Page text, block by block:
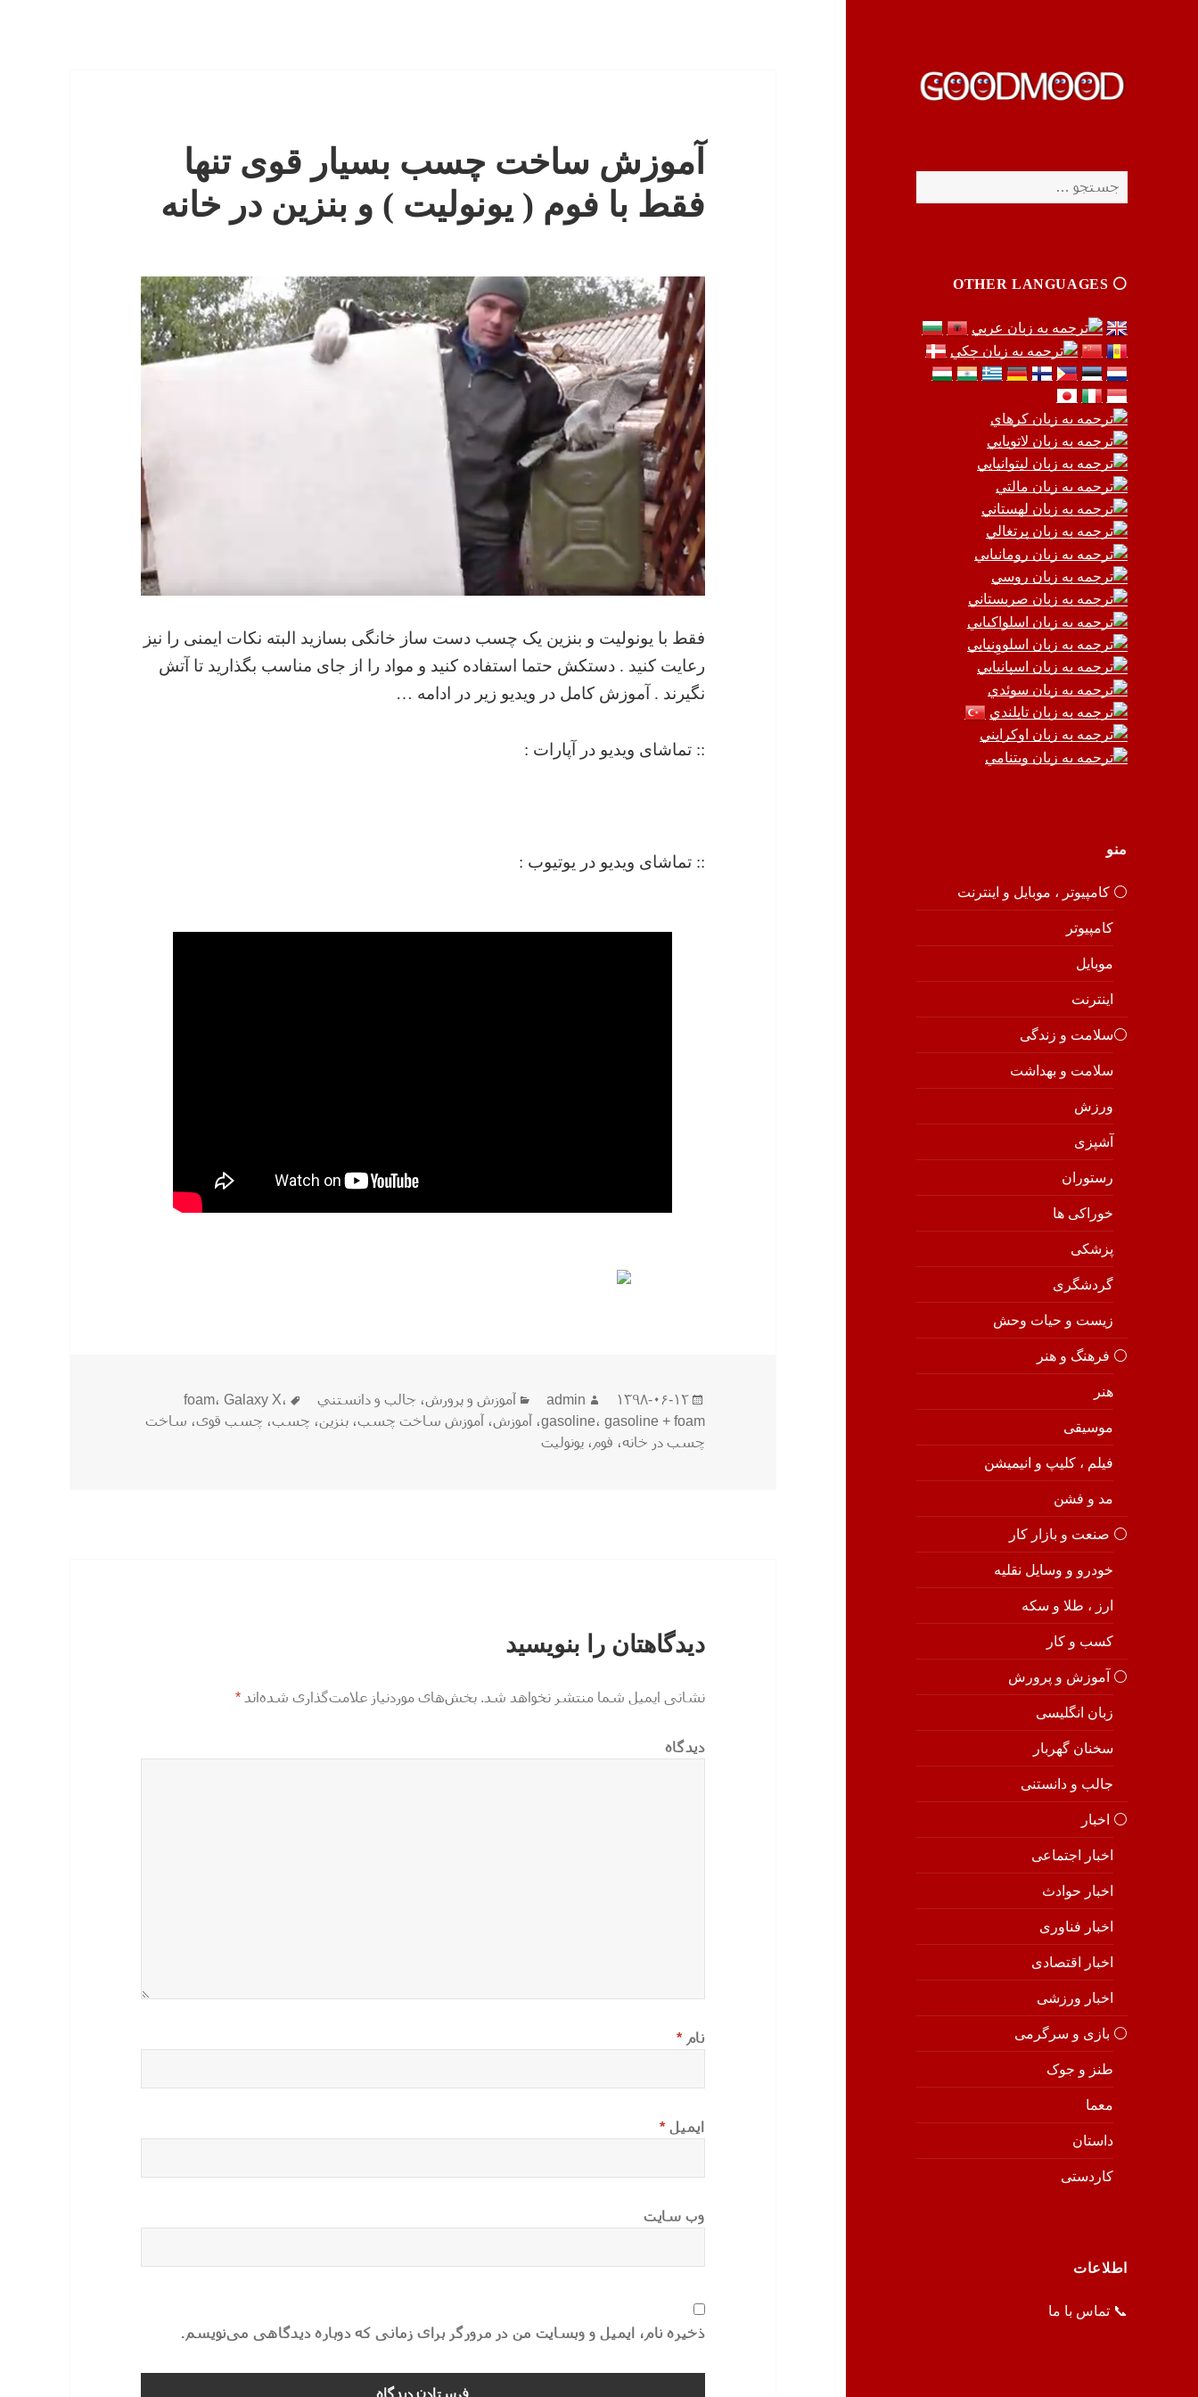
برای:
⚪️ OTHER LANGUAGES
منو
⚪️ کامپیوتر ، موبایل و اینترنت
کامپیوتر
موبایل
اینترنت
⚪️سلامت و زندگی
سلامت و بهداشت
ورزش
آشپزی
رستوران
خوراکی ها
پزشکی
گردشگری
زیست و حیات وحش
⚪️ فرهنگ و هنر
هنر
موسیقی
فیلم ، کلیپ و انیمیشن
مد و فشن
⚪️ صنعت و بازار کار
خودرو و وسایل نقلیه
ارز ، طلا و سکه
کسب و کار
⚪️ آموزش و پرورش
زبان انگلیسی
سخنان گهربار
جالب و دانستنی
⚪️ اخبار
اخبار اجتماعی
اخبار حوادث
اخبار فناوری
اخبار اقتصادی
اخبار ورزشی
⚪️ بازی و سرگرمی
طنز و جوک
معما
داستان
کاردستی
اطلاعات
📞 تماس با ما
آموزش ساخت چسب بسیار قوی تنها
فقط با فوم ( یونولیت ) و بنزین در خانه
فقط با یونولیت و بنزین یک چسب دست ساز خانگی بسازید البته نکات ایمنی را نیز
رعایت کنید . دستکش حتما استفاده کنید و مواد را از جای مناسب بگذارید تا آتش
نگیرند . آموزش کامل در ویدیو زیر در ادامه …
:: تماشای ویدیو در آپارات :
:: تماشای ویدیو در یوتیوب :
ارسال
شده
در
۱۳۹۸-۰۶-۱۲ نویسنده
admin دسته‌ها
آموزش و پرورش، جالب و دانستني برچسب‌ها foam، Galaxy X،
gasoline، gasoline + foam ، آموزش، آموزش ساخت چسب،بنزین، چسب، چسب قوی، ساخت
چسب در خانه، فوم ،یونولیت
دیدگاهتان را بنویسید
نشانی ایمیل شما منتشر نخواهد شد. بخش‌های موردنیاز علامت‌گذاری شده‌اند*
دیدگاه
نام *
ایمیل *
وب‌ سایت
ذخیره نام، ایمیل و وبسایت من در مرورگر برای زمانی که دوباره دیدگاهی می‌نویسم.